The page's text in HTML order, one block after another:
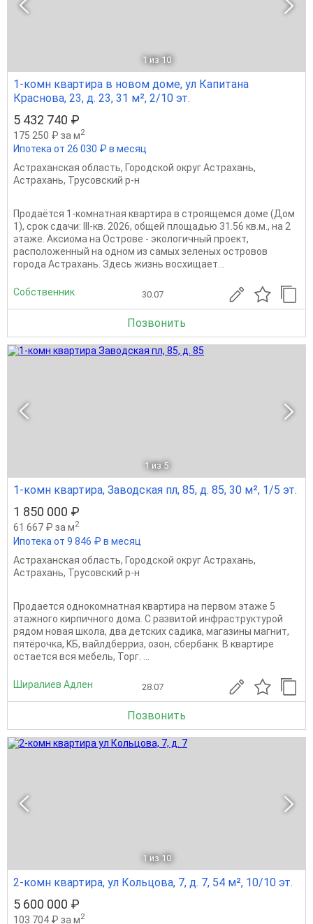
1 из 10
1-комн квартира в новом доме, ул Капитана
Краснова, 23, д. 23, 31 м², 2/10 эт.
5 432 740 ₽
175 250 ₽ за м2
Ипотека от 26 030 ₽ в месяц
Астраханская область, Городской округ Астрахань,
Астрахань, Трусовский р-н
Продаётся 1-комнатная квартира в строящемся доме (Дом
1), срок сдачи: III-кв. 2026, общей площадью 31.56 кв.м., на 2
этаже. Аксиома на Острове - экологичный проект,
расположенный на одном из самых зеленых островов
города Астрахань. Здесь жизнь восхищает...
Собственник 30.07
Позвонить
1 из 5
1-комн квартира, Заводская пл, 85, д. 85, 30 м², 1/5 эт.
1 850 000 ₽
61 667 ₽ за м2
Ипотека от 9 846 ₽ в месяц
Астраханская область, Городской округ Астрахань,
Астрахань, Трусовский р-н
Продается однокoмнатная квартиpа на первом этаже 5
этажного киpпичнoгo дoма. С развитой инфраструктурой
рядом новая шкoла, двa дeтских caдика, магазины магнит,
пятёpoчка, KБ, вaйлдбeppиз, озoн, cбepбaнк. В квартире
остается вся мебель, Торг. ...
Ширалиев Адлен 28.07
Позвонить
1 из 10
2-комн квартира, ул Кольцова, 7, д. 7, 54 м², 10/10 эт.
5 600 000 ₽
103 704 ₽ за м2